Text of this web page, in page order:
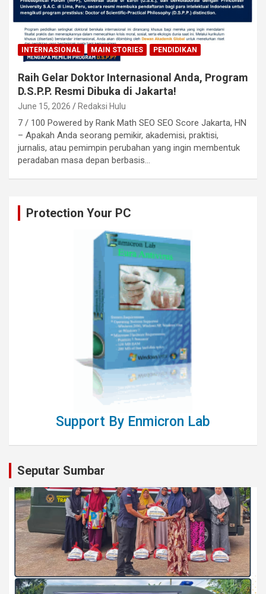
INTERNASIONAL MAIN STORIES PENDIDIKAN
Raih Gelar Doktor Internasional Anda, Program
D.S.P.P. Resmi Dibuka di Jakarta!
June 15, 2026 Redaksi Hulu
7 / 100 Powered by Rank Math SEO SEO Score Jakarta, HN
– Apakah Anda seorang pemikir, akademisi, praktisi,
jurnalis, atau pemimpin perubahan yang ingin membentuk
peradaban masa depan berbasis…
Protection Your PC
Support By Enmicron Lab
Seputar Sumbar